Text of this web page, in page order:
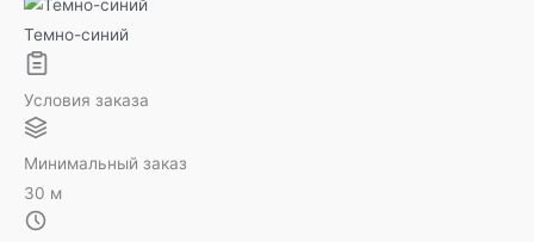
Темно-синий
Условия заказа
Минимальный заказ
30 м